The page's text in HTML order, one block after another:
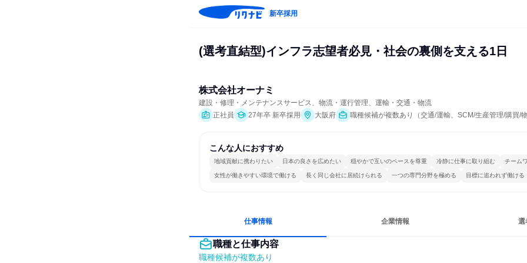
新卒採用
(選考直結型)インフラ志望者必見・社会の裏側を支える1日
株式会社オーナミ
建設・修理・メンテナンスサービス、物流・運行管理、運輸・交通・物流
正社員
27年卒 新卒採用 大阪府 職種候補が複数あり（交通/運輸、SCM/生産管理/購買/物
こんな人におすすめ
地域貢献に携わりたい 日本の良さを広めたい 穏やかで互いのペースを尊重 冷静に仕事に取り組む チーム
女性が働きやすい環境で働ける 長く同じ会社に居続けられる 一つの専門分野を極める 目標に追われず働ける
仕事情報 企業情報 選
職種と仕事内容
職種候補が複数あり